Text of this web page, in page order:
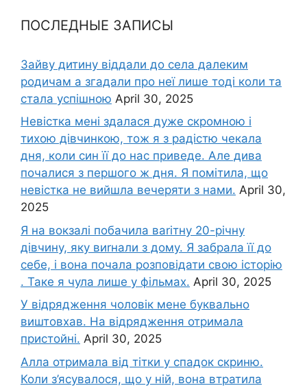
ПОСЛЕДНЫЕ ЗАПИСЫ
Зайву дитину віддали до села далеким
родичам а згадали про неї лише тоді коли та
стала успішною April 30, 2025
Невістка мені здалася дуже скромною і
тихою дівчинкою, тож я з радістю чекала
дня, коли син її до нас приведе. Але дива
почалися з першого ж дня. Я помітила, що
невістка не вийшла вечеряти з нами. April 30,
2025
Я на вокзалі побачила ваrітну 20-річну
дівчину, яку виrнали з дому. Я забрала її до
себе, і вона почала розповідати свою історію
. Таке я чула лише у фільмах. April 30, 2025
У відрядження чоловік мене буквально
виштовхав. На відрядження отримала
пристойні. April 30, 2025
Алла отримала від тітки у спадок скриню.
Коли з’ясувалося, що у ній, вона втратила